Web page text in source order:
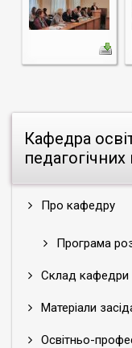
Кафедра
педагогічних
Про кафедру
Програма
Склад кафедри
Матеріали
Освітньо-